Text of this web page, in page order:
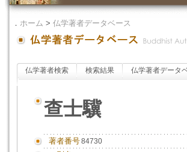
． ホーム > 仏学著者データベース
仏学著者検索 検索結果 仏学著者データ
查士驥
著者番号84730